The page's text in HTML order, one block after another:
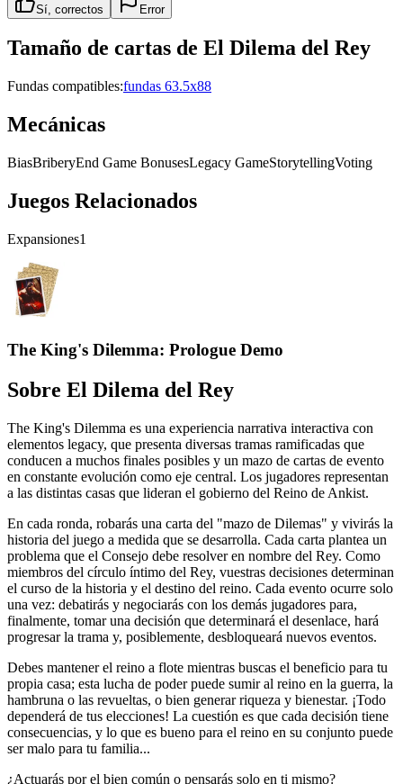
Sí, correctos Error
Tamaño de cartas de El Dilema del Rey
Fundas compatibles:fundas 63.5x88
Mecánicas
BiasBriberyEnd Game BonusesLegacy GameStorytellingVoting
Juegos Relacionados
Expansiones1
The King's Dilemma: Prologue Demo
Sobre El Dilema del Rey
The King's Dilemma es una experiencia narrativa interactiva con
elementos legacy, que presenta diversas tramas ramificadas que
conducen a muchos finales posibles y un mazo de cartas de evento
en constante evolución como eje central. Los jugadores representan
a las distintas casas que lideran el gobierno del Reino de Ankist.
En cada ronda, robarás una carta del "mazo de Dilemas" y vivirás la
historia del juego a medida que se desarrolla. Cada carta plantea un
problema que el Consejo debe resolver en nombre del Rey. Como
miembros del círculo íntimo del Rey, vuestras decisiones determinan
el curso de la historia y el destino del reino. Cada evento ocurre solo
una vez: debatirás y negociarás con los demás jugadores para,
finalmente, tomar una decisión que determinará el desenlace, hará
progresar la trama y, posiblemente, desbloqueará nuevos eventos.
Debes mantener el reino a flote mientras buscas el beneficio para tu
propia casa; esta lucha de poder puede sumir al reino en la guerra, la
hambruna o las revueltas, o bien generar riqueza y bienestar. ¡Todo
dependerá de tus elecciones! La cuestión es que cada decisión tiene
consecuencias, y lo que es bueno para el reino en su conjunto puede
ser malo para tu familia...
¿Actuarás por el bien común o pensarás solo en ti mismo?